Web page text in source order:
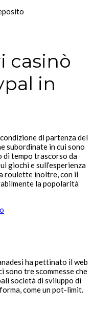
casinò
in
di partenza del
subordinate in cui sono
di tempo trascorso da
giochi e sull’esperienza
roulette inoltre, con il
la popolarità
ha pettinato il web
sono tre scommesse che
società di sviluppo di
come un pot-limit.